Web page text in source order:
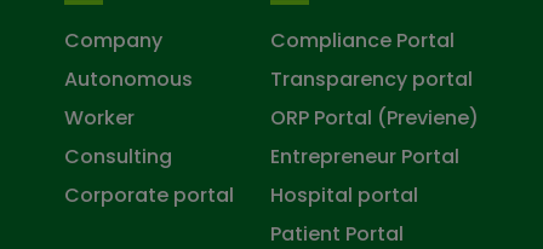
Company
Autonomous
Worker
Consulting
Corporate portal
Compliance Portal
Transparency portal
ORP Portal (Previene)
Entrepreneur Portal
Hospital portal
Patient Portal